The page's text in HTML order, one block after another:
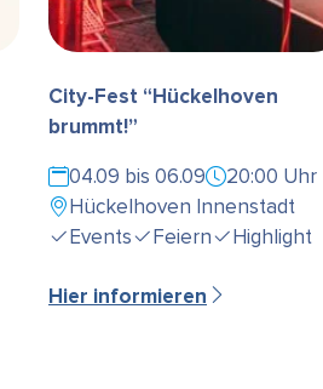
City-Fest “Hückelhoven
brummt!”
04.09 bis 06.09
20:00 Uhr
Hückelhoven Innenstadt
Events
Feiern Highlight
Hier informieren